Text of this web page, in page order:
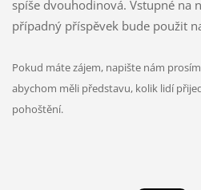
spíše dvouhodinová. Vstupné na
případný příspěvek bude použit
Pokud máte zájem, napište nám
abychom měli představu, kolik lidí
pohoštění.